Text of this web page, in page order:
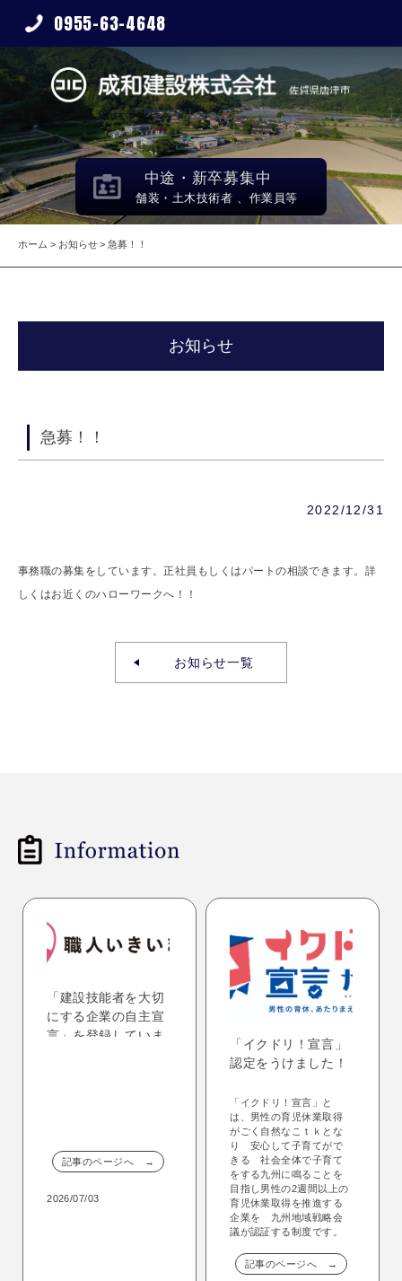
0955-63-4648
中途・新卒募集中
舗装・土木技術者 、作業員等
ホーム お知らせ 急募！！
お知らせ
急募！！
2022/12/31
事務職の募集をしています。正社員もしくはパートの相談できます。詳
しくはお近くのハローワークへ！！
お知らせ一覧
「建設技能者を大切
にする企業の自主宣
言」を登録していま
記事のページへ →
2026/07/03
「イクドリ！宣言」
認定をうけました！
「イクドリ！宣言」と
は、男性の育児休業取得
がごく自然なこｔｋとな
り 安心して子育てがで
きる 社会全体で子育て
をする九州に鳴ることを
目指し男性の2週間以上の
育児休業取得を推進する
企業を 九州地域戦略会
議が認証する制度です。
記事のページへ →